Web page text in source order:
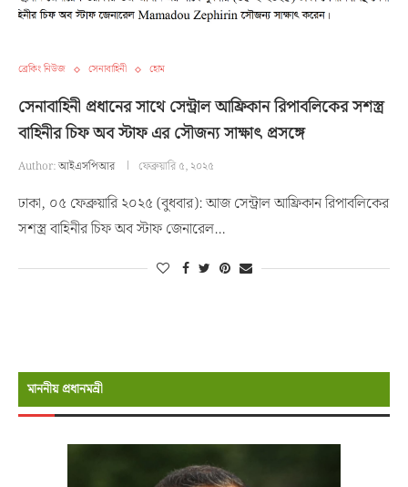
ব্রেকিং নিউজ সেনাবাহিনী হোম
সেনাবাহিনী প্রধানের সাথে সেন্ট্রাল আফ্রিকান রিপাবলিকের সশস্ত্র
বাহিনীর চিফ অব স্টাফ এর সৌজন্য সাক্ষাৎ প্রসঙ্গে
Author:আইএসপিআর ফেব্রুয়ারি ৫, ২০২৫
ঢাকা, ০৫ ফেব্রুয়ারি ২০২৫ (বুধবার): আজ সেন্ট্রাল আফ্রিকান রিপাবলিকের
সশস্ত্র বাহিনীর চিফ অব স্টাফ জেনারেল…
মাননীয় প্রধানমন্রী